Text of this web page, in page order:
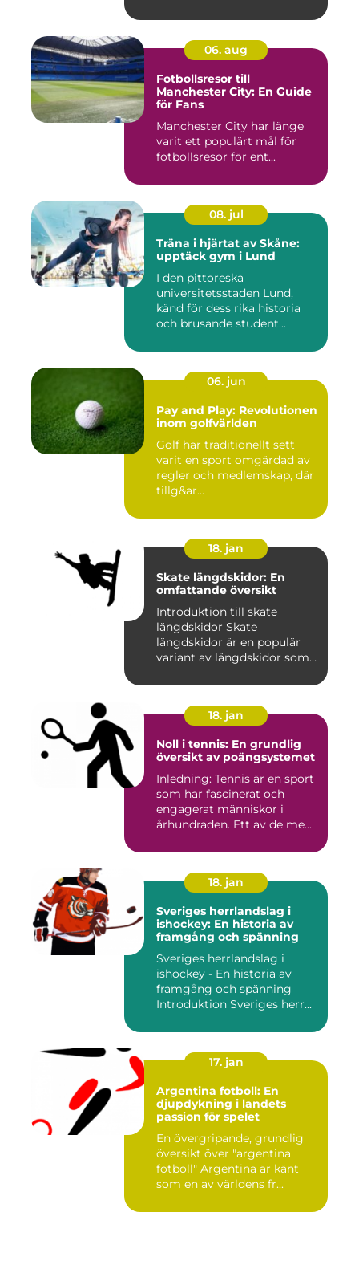
06. aug
Fotbollsresor till
Manchester City: En Guide
för Fans
Manchester City har länge
varit ett populärt mål för
fotbollsresor för ent...
08. jul
Träna i hjärtat av Skåne:
upptäck gym i Lund
I den pittoreska
universitetsstaden Lund,
känd för dess rika historia
och brusande student...
06. jun
Pay and Play: Revolutionen
inom golfvärlden
Golf har traditionellt sett
varit en sport omgärdad av
regler och medlemskap, där
tillg&ar...
18. jan
Skate längdskidor: En
omfattande översikt
Introduktion till skate
längdskidor Skate
längdskidor är en populär
variant av längdskidor som
18. jan
Noll i tennis: En grundlig
översikt av poängsystemet
Inledning: Tennis är en sport
som har fascinerat och
engagerat människor i
århundraden. Ett av de me...
18. jan
Sveriges herrlandslag i
ishockey: En historia av
framgång och spänning
Sveriges herrlandslag i
ishockey - En historia av
framgång och spänning
Introduktion Sveriges herr...
17. jan
Argentina fotboll: En
djupdykning i landets
passion för spelet
En övergripande, grundlig
översikt över "argentina
fotboll" Argentina är känt
som en av världens fr...